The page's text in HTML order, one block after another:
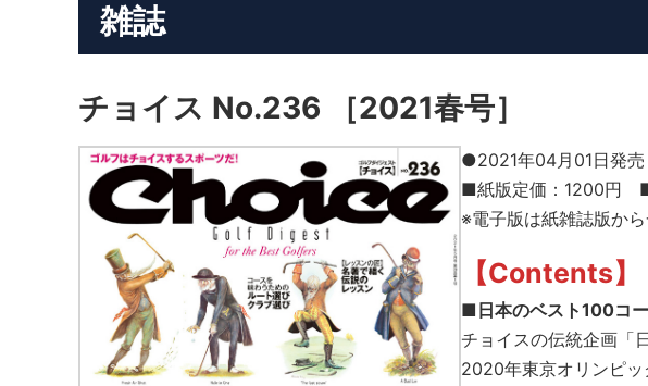
雑誌
チョイス No.236 ［2021春号］
●2021年04月01日発売
■紙版定価：1200円
※電子版は紙雑誌版か
【Contents】
■日本のベスト100コ
チョイスの伝統企画「
2020年東京オリンピ